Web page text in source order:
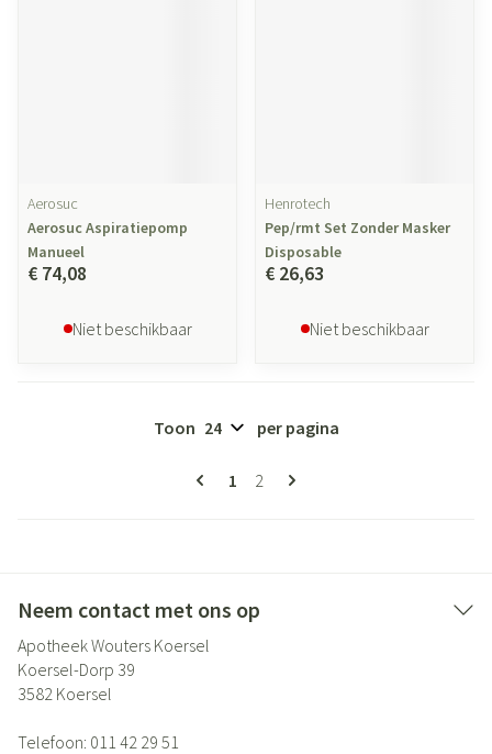
Aerosuc
Aerosuc Aspiratiepomp
Manueel
€ 74,08
Niet beschikbaar
Henrotech
Pep/rmt Set Zonder Masker
Disposable
€ 26,63
Niet beschikbaar
Pagina's
U lees momenteel pagina
1 Pagina
2
Toon per pagina
Neem contact met ons op
Apotheek Wouters Koersel
Koersel-Dorp 39
3582 Koersel
Telefoon: 011 42 29 51